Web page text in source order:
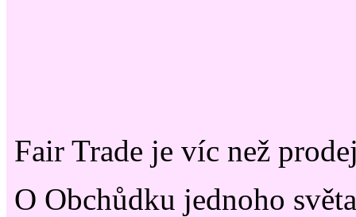
Fair Trade je víc než
O Obchůdku jednoho světa